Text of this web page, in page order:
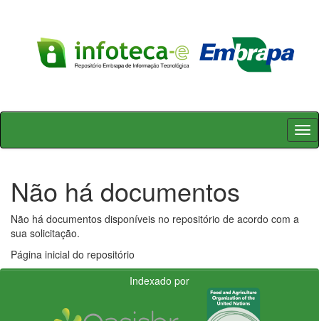
Skip
Não há documentos
Não há documentos disponíveis no repositório de acordo com a
sua solicitação.
Página inicial do repositório
Indexado por